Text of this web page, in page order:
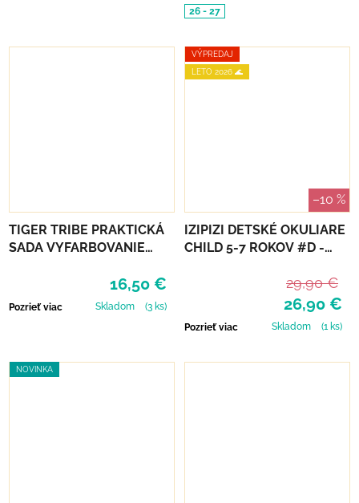
26 - 27
TIGER TRIBE PRAKTICKÁ
SADA VYFARBOVANIE
16,50 €
Pozrieť viac Skladom (3 ks)
VÝPREDAJ
LETO 2026 🌊
–10 %
IZIPIZI DETSKÉ OKULIARE
CHILD 5-7 ROKOV #D -
26,90 €
29,90 €
Pozrieť viac Skladom (1 ks)
NOVINKA